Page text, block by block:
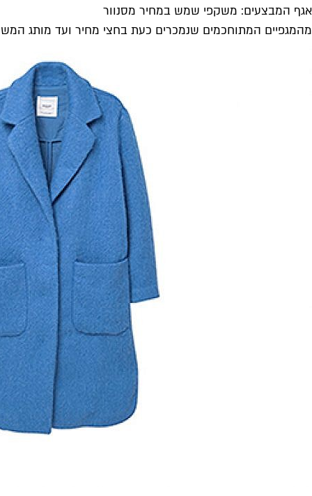
אגף המבצעים: משקפי שמש במחיר מסנוור
מהמגפיים המתוחכמים שנמכרים כעת בחצי מחיר ועד מותג המשקפיים המלהיב